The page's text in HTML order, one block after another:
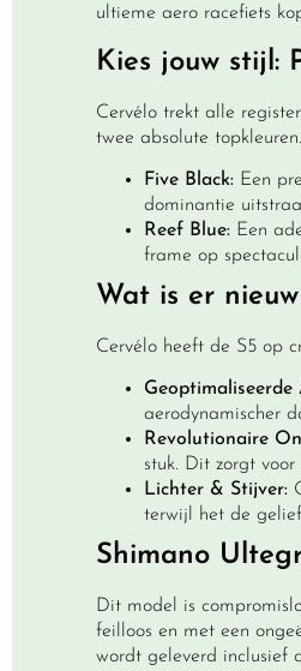
ultieme aero racefiets
Kies jouw stijl:
Cervélo trekt alle
twee absolute
Five Black: Een
dominantie
Reef Blue: Een
frame op
Wat is er
Cervélo heeft de S5 op
Geoptimaliseerde
aerodynamischer
Revolutionaire
stuk. Dit zorgt
Lichter & Stijver:
terwijl het de
Shimano
Dit model is
feilloos en met een
wordt geleverd inclusief